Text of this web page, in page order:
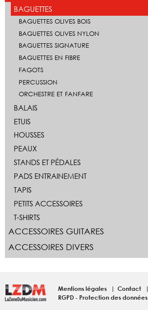
BAGUETTES
BAGUETTES OLIVES BOIS
BAGUETTES OLIVES NYLON
BAGUETTES SIGNATURE
BAGUETTES EN FIBRE
FAGOTS
PERCUSSION
ORCHESTRE ET FANFARE
BALAIS
ETUIS
HOUSSES
PEAUX
STANDS ET PÉDALES
PADS ENTRAINEMENT
TAPIS
PETITS ACCESSOIRES
T-SHIRTS
ACCESSOIRES GUITARES
ACCESSOIRES DIVERS
Mentions légales
Contact
RGPD - Protection des données